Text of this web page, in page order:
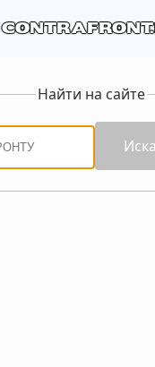
Найти на сайте